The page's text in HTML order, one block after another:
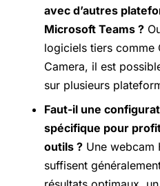
avec d’autres
Microsoft Teams ?
logiciels tiers comme
Camera, il est
sur plusieurs
Faut-il une
spécifique pour
outils ? Une webcam
suffisent